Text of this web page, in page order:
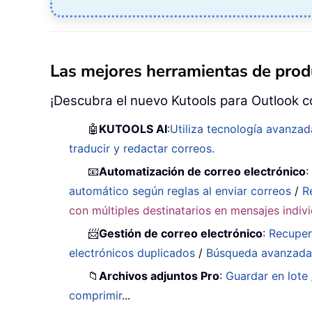
Las mejores herramientas de
¡Descubra el nuevo Kutools para Outlook
🤖 KUTOOLS AI:Utiliza tecnología
traducir y redactar correos.
📧Automatización de correo electrónico:
automático según reglas al enviar correos /
con múltiples destinatarios en mensajes
📨Gestión de correo electrónico:
electrónicos duplicados / Búsqueda avanzada
📁Archivos adjuntos Pro: Guardar en lote
comprimir...